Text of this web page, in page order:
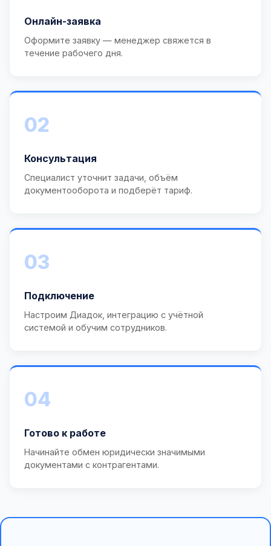
Онлайн-заявка
Оформите заявку — менеджер свяжется в
течение рабочего дня.
02
Консультация
Специалист уточнит задачи, объём
документооборота и подберёт тариф.
03
Подключение
Настроим Диадок, интеграцию с учётной
системой и обучим сотрудников.
04
Готово к работе
Начинайте обмен юридически значимыми
документами с контрагентами.